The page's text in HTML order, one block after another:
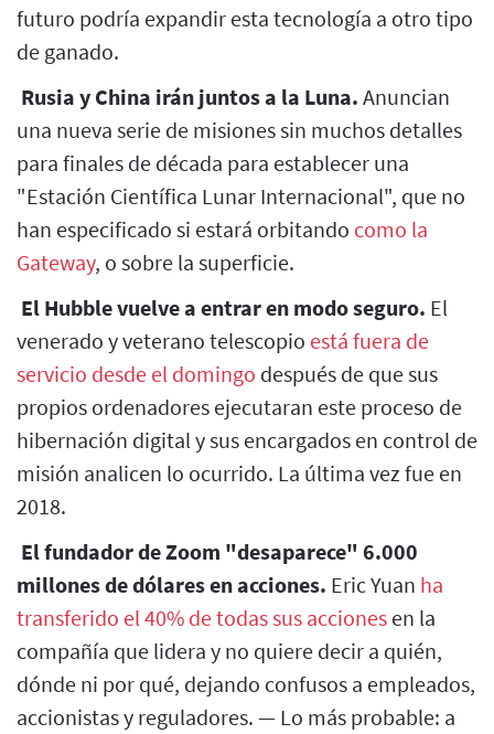
futuro podría expandir esta tecnología a otro tipo
de ganado.
Rusia y China irán juntos a la Luna. Anuncian
una nueva serie de misiones sin muchos detalles
para finales de década para establecer una
"Estación Científica Lunar Internacional", que no
han especificado si estará orbitando como la
Gateway, o sobre la superficie.
El Hubble vuelve a entrar en modo seguro. El
venerado y veterano telescopio está fuera de
servicio desde el domingo después de que sus
propios ordenadores ejecutaran este proceso de
hibernación digital y sus encargados en control de
misión analicen lo ocurrido. La última vez fue en
2018.
El fundador de Zoom "desaparece" 6.000
millones de dólares en acciones. Eric Yuan ha
transferido el 40% de todas sus acciones en la
compañía que lidera y no quiere decir a quién,
dónde ni por qué, dejando confusos a empleados,
accionistas y reguladores. — Lo más probable: a